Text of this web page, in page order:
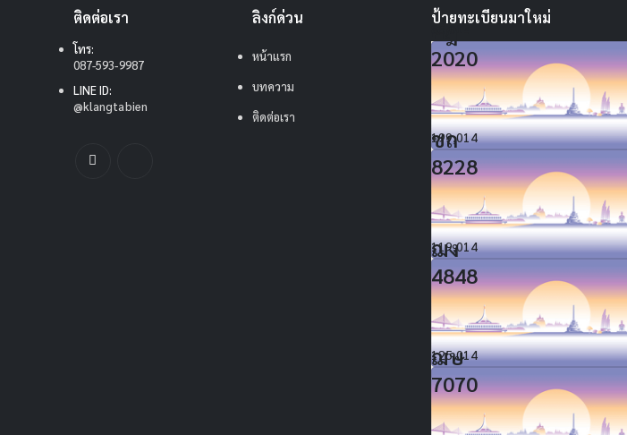
ติดต่อเรา
โทร:
087-593-9987
LINE ID:
@klangtabien
ลิงก์ด่วน
หน้าแรก
บทความ
ติดต่อเรา
ป้ายทะเบียนมาใหม่
ศฎ
2020
85,014
ชถ
8228
199,014
ฌง
4848
119,014
ฌษ
7070
125,014